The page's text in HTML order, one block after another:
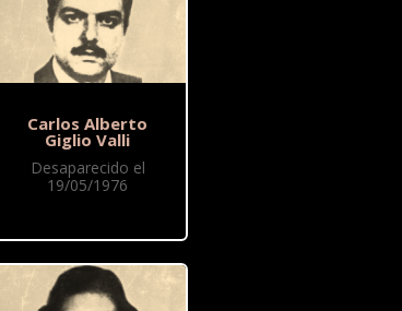
Carlos Alberto
Giglio Valli
Desaparecido el
19/05/1976